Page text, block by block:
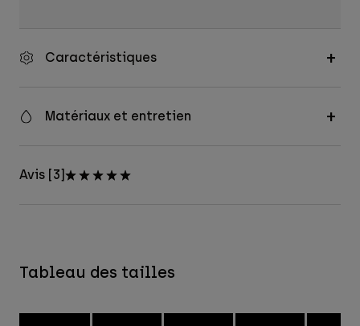
Caractéristiques
Matériaux et entretien
Avis [3]
Tableau des tailles